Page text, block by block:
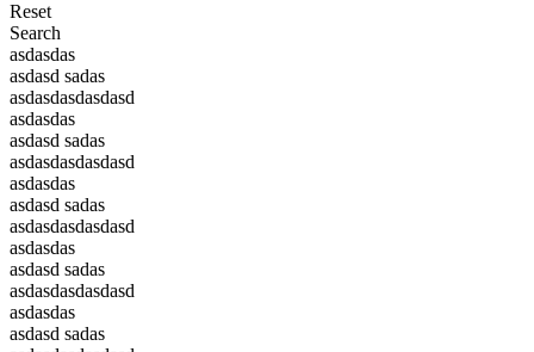
Reset
Search
asdasdas
asdasd sadas
asdasdasdasdasd
asdasdas
asdasd sadas
asdasdasdasdasd
asdasdas
asdasd sadas
asdasdasdasdasd
asdasdas
asdasd sadas
asdasdasdasdasd
asdasdas
asdasd sadas